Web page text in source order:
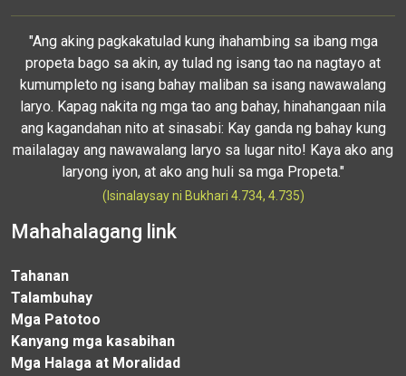
"Ang aking pagkakatulad kung ihahambing sa ibang mga
propeta bago sa akin, ay tulad ng isang tao na nagtayo at
kumumpleto ng isang bahay maliban sa isang nawawalang
laryo. Kapag nakita ng mga tao ang bahay, hinahangaan nila
ang kagandahan nito at sinasabi: Kay ganda ng bahay kung
mailalagay ang nawawalang laryo sa lugar nito! Kaya ako ang
laryong iyon, at ako ang huli sa mga Propeta."
(Isinalaysay ni Bukhari 4.734, 4.735)
Mahahalagang link
Tahanan
Talambuhay
Mga Patotoo
Kanyang mga kasabihan
Mga Halaga at Moralidad